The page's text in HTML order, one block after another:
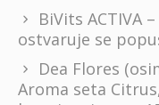
BiVits ACTIVA
ostvaruje se
Dea Flores
Aroma seta